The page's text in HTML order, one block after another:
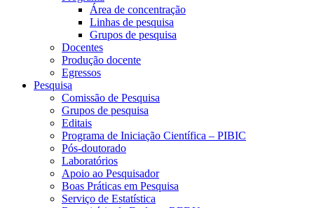
Área de concentração
Linhas de pesquisa
Grupos de pesquisa
Docentes
Produção docente
Egressos
Pesquisa
Comissão de Pesquisa
Grupos de pesquisa
Editais
Programa de Iniciação Científica – PIBIC
Pós-doutorado
Laboratórios
Apoio ao Pesquisador
Boas Práticas em Pesquisa
Serviço de Estatística